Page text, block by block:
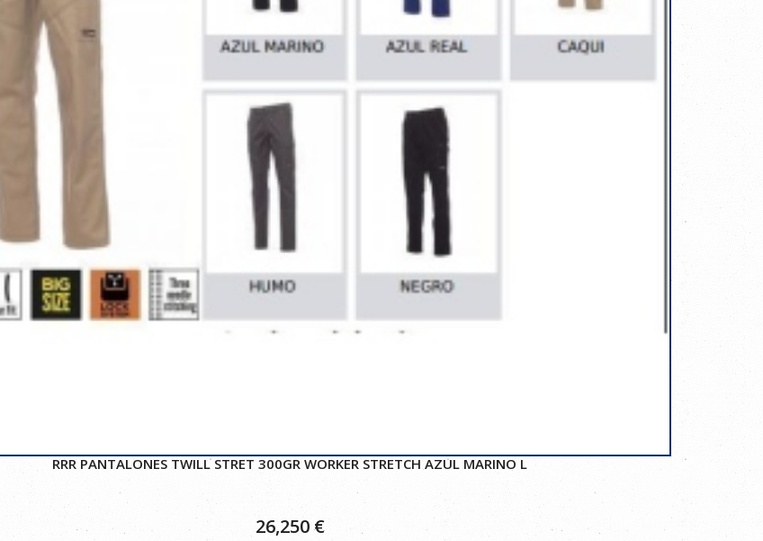
RRR PANTALONES TWILL STRET 300GR WORKER STRETCH AZUL MARINO L
26,250€